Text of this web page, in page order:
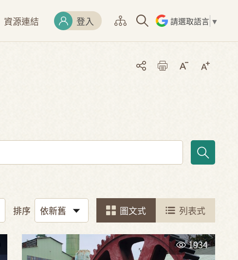
資源連結 登入 請選取語言 ▼
排序 圖文式 列表式
1934